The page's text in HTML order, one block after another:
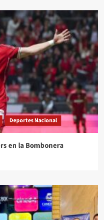
Deportes Nacional
en la Bombonera